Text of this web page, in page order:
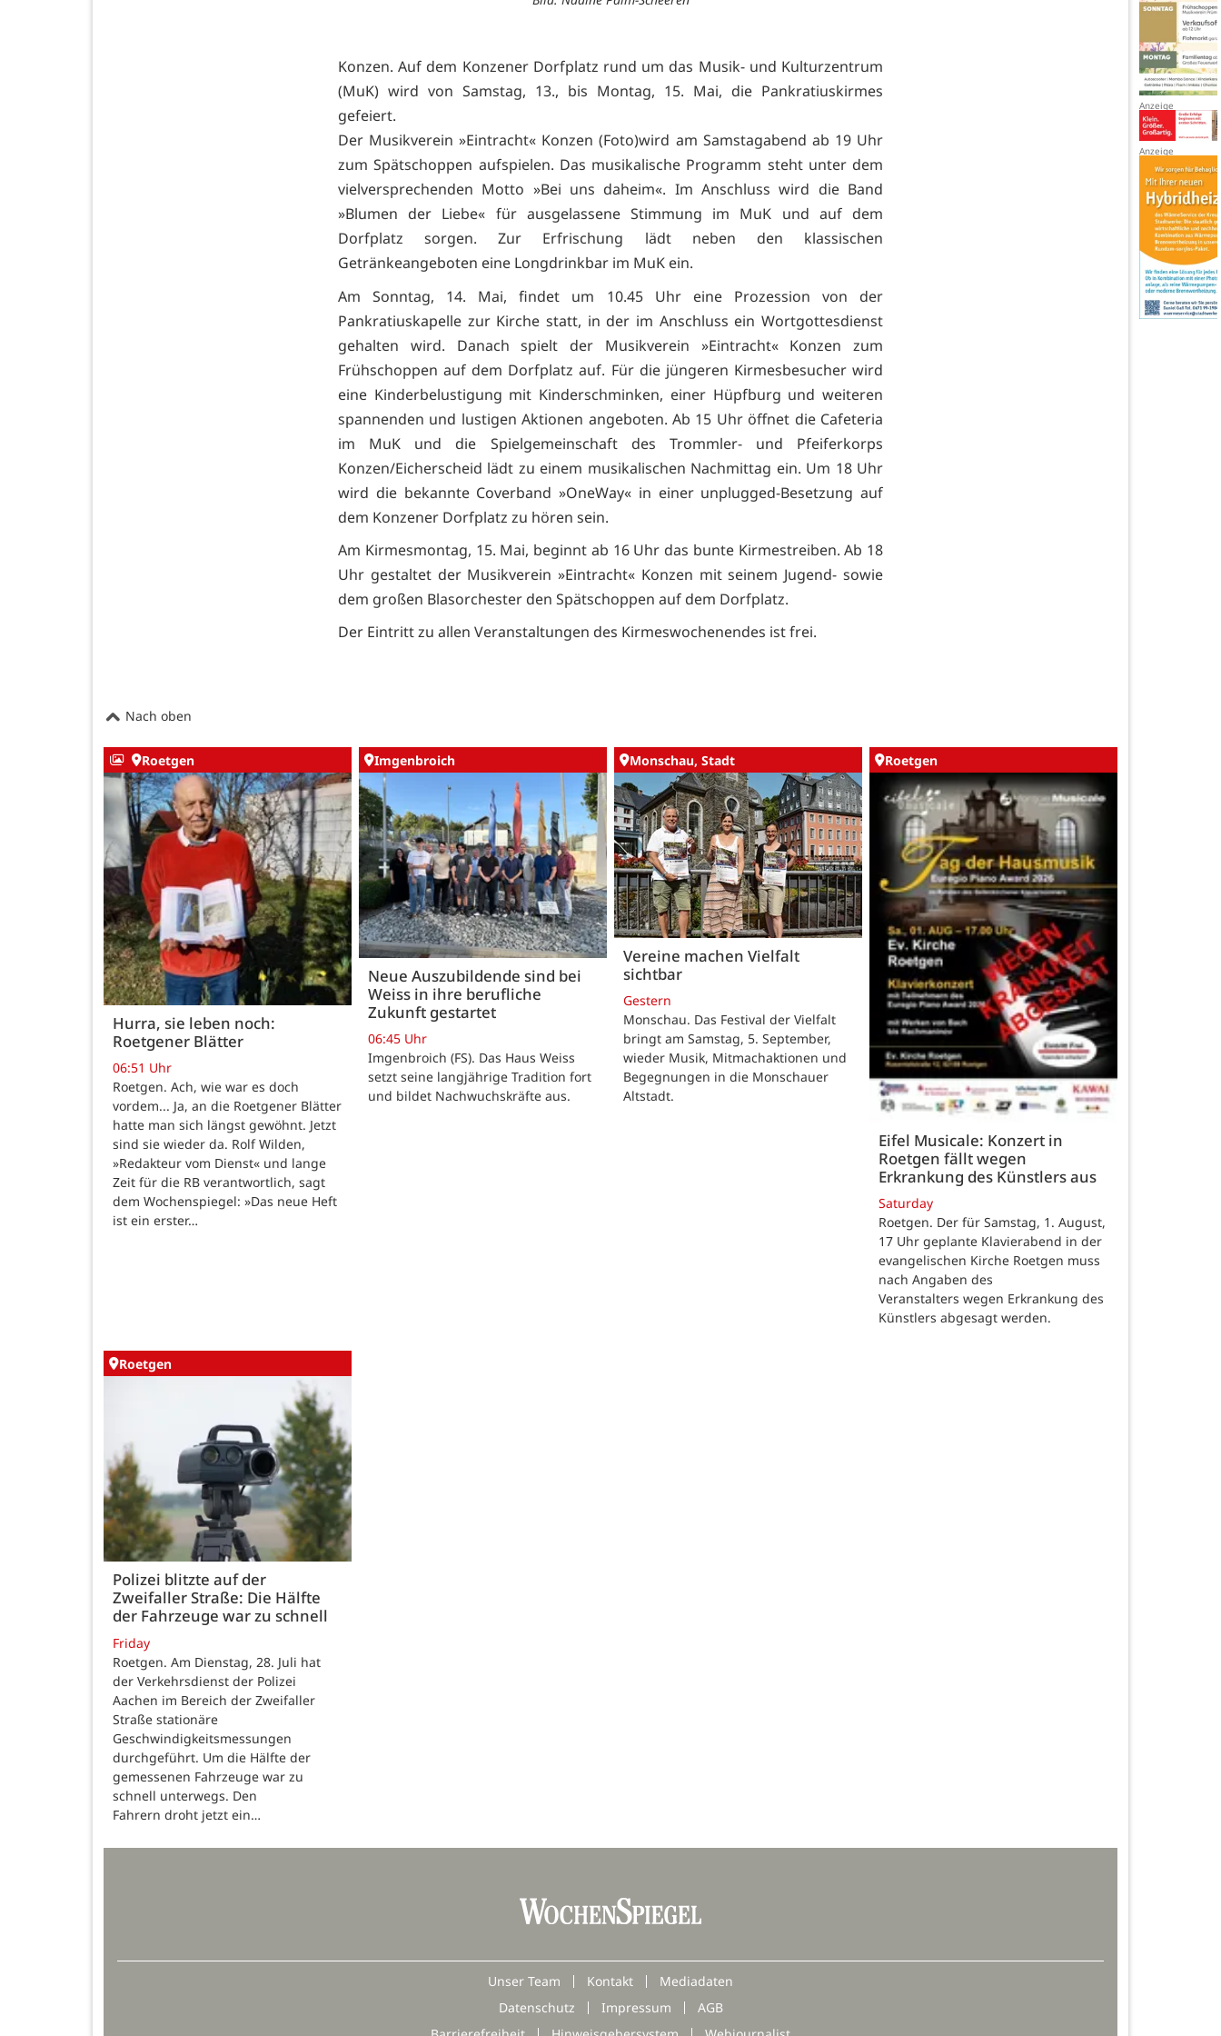
Konzen. Auf dem Konzener Dorfplatz rund um das Musik- und Kulturzentrum
(MuK) wird von Samstag, 13., bis Montag, 15. Mai, die Pankratiuskirmes
gefeiert.
Der Musikverein »Eintracht« Konzen (Foto)wird am Samstagabend ab 19 Uhr
zum Spätschoppen aufspielen. Das musikalische Programm steht unter dem
vielversprechenden Motto »Bei uns daheim«. Im Anschluss wird die Band
»Blumen der Liebe« für ausgelassene Stimmung im MuK und auf dem
Dorfplatz sorgen. Zur Erfrischung lädt neben den klassischen
Getränkeangeboten eine Longdrinkbar im MuK ein.
Am Sonntag, 14. Mai, findet um 10.45 Uhr eine Prozession von der
Pankratiuskapelle zur Kirche statt, in der im Anschluss ein Wortgottesdienst
gehalten wird. Danach spielt der Musikverein »Eintracht« Konzen zum
Frühschoppen auf dem Dorfplatz auf. Für die jüngeren Kirmesbesucher wird
eine Kinderbelustigung mit Kinderschminken, einer Hüpfburg und weiteren
spannenden und lustigen Aktionen angeboten. Ab 15 Uhr öffnet die Cafeteria
im MuK und die Spielgemeinschaft des Trommler- und Pfeiferkorps
Konzen/Eicherscheid lädt zu einem musikalischen Nachmittag ein. Um 18 Uhr
wird die bekannte Coverband »OneWay« in einer unplugged-Besetzung auf
dem Konzener Dorfplatz zu hören sein.
Am Kirmesmontag, 15. Mai, beginnt ab 16 Uhr das bunte Kirmestreiben. Ab 18
Uhr gestaltet der Musikverein »Eintracht« Konzen mit seinem Jugend- sowie
dem großen Blasorchester den Spätschoppen auf dem Dorfplatz.
Der Eintritt zu allen Veranstaltungen des Kirmeswochenendes ist frei.
Nach oben
Roetgen
Hurra, sie leben noch:
Roetgener Blätter
06:51 Uhr
Roetgen. Ach, wie war es doch
vordem... Ja, an die Roetgener Blätter
hatte man sich längst gewöhnt. Jetzt
sind sie wieder da. Rolf Wilden,
»Redakteur vom Dienst« und lange
Zeit für die RB verantwortlich, sagt
dem Wochenspiegel: »Das neue Heft
ist ein erster…
Imgenbroich
Neue Auszubildende sind bei
Weiss in ihre berufliche
Zukunft gestartet
06:45 Uhr
Imgenbroich (FS). Das Haus Weiss
setzt seine langjährige Tradition fort
und bildet Nachwuchskräfte aus.
Monschau, Stadt
Vereine machen Vielfalt
sichtbar
Gestern
Monschau. Das Festival der Vielfalt
bringt am Samstag, 5. September,
wieder Musik, Mitmachaktionen und
Begegnungen in die Monschauer
Altstadt.
Roetgen
Eifel Musicale: Konzert in
Roetgen fällt wegen
Erkrankung des Künstlers aus
Saturday
Roetgen. Der für Samstag, 1. August,
17 Uhr geplante Klavierabend in der
evangelischen Kirche Roetgen muss
nach Angaben des
Veranstalters wegen Erkrankung des
Künstlers abgesagt werden.
Roetgen
Polizei blitzte auf der
Zweifaller Straße: Die Hälfte
der Fahrzeuge war zu schnell
Friday
Roetgen. Am Dienstag, 28. Juli hat
der Verkehrsdienst der Polizei
Aachen im Bereich der Zweifaller
Straße stationäre
Geschwindigkeitsmessungen
durchgeführt. Um die Hälfte der
gemessenen Fahrzeuge war zu
schnell unterwegs. Den
Fahrern droht jetzt ein…
Unser Team Kontakt
Mediadaten
Datenschutz
Impressum
AGB